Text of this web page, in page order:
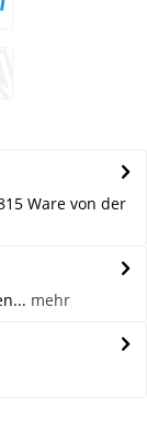
Ware von der
mehr